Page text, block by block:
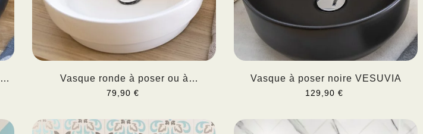
Vasque ronde à poser ou à
encastrer...
79,90 €
Vasque à poser noire VESUVIA
129,90 €